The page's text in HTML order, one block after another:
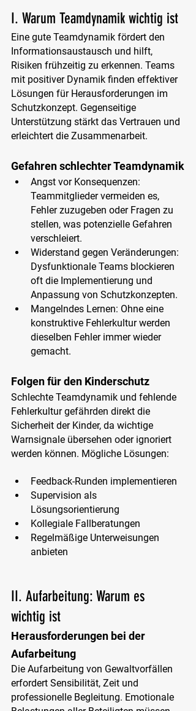
I. Warum Teamdynamik wichtig ist
Eine gute Teamdynamik fördert den
Informationsaustausch und hilft,
Risiken frühzeitig zu erkennen. Teams
mit positiver Dynamik finden effektiver
Lösungen für Herausforderungen im
Schutzkonzept. Gegenseitige
Unterstützung stärkt das Vertrauen und
erleichtert die Zusammenarbeit.
Gefahren schlechter Teamdynamik
Angst vor Konsequenzen:
Teammitglieder vermeiden es,
Fehler zuzugeben oder Fragen zu
stellen, was potenzielle Gefahren
verschleiert.
Widerstand gegen Veränderungen:
Dysfunktionale Teams blockieren
oft die Implementierung und
Anpassung von Schutzkonzepten.
Mangelndes Lernen: Ohne eine
konstruktive Fehlerkultur werden
dieselben Fehler immer wieder
gemacht.
Folgen für den Kinderschutz
Schlechte Teamdynamik und fehlende
Fehlerkultur gefährden direkt die
Sicherheit der Kinder, da wichtige
Warnsignale übersehen oder ignoriert
werden können. Mögliche Lösungen:
Feedback-Runden implementieren
Supervision als
Lösungsorientierung
Kollegiale Fallberatungen
Regelmäßige Unterweisungen
anbieten
II. Aufarbeitung: Warum es
wichtig ist
Herausforderungen bei der
Aufarbeitung
Die Aufarbeitung von Gewaltvorfällen
erfordert Sensibilität, Zeit und
professionelle Begleitung. Emotionale